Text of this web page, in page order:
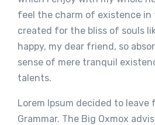
feel the charm of existence in
created for the bliss of souls
happy, my dear friend, so
sense of mere tranquil
talents.
Lorem Ipsum decided to
Grammar. The Big Oxmox